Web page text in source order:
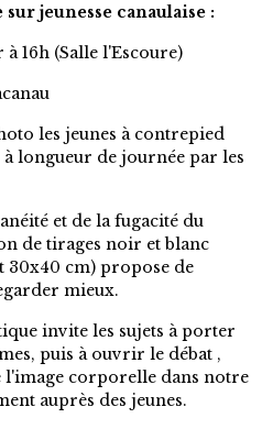
jeunesse canaulaise :
16h (Salle l'Escoure)
les jeunes à contrepied
longueur de journée par les
et de la fugacité du
de tirages noir et blanc
30x40 cm) propose de
mieux.
invite les sujets à porter
puis à ouvrir le débat ,
l'image corporelle dans notre
auprès des jeunes.